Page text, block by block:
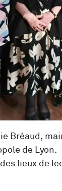
Bréaud,
de Lyon.
lieux de